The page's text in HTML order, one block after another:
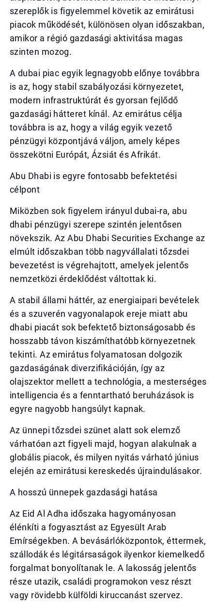
szereplők is figyelemmel követik az emirátusi
piacok működését, különösen olyan időszakban,
amikor a régió gazdasági aktivitása magas
szinten mozog.
A dubai piac egyik legnagyobb előnye továbbra
is az, hogy stabil szabályozási környezetet,
modern infrastruktúrát és gyorsan fejlődő
gazdasági hátteret kínál. Az emirátus célja
továbbra is az, hogy a világ egyik vezető
pénzügyi központjává váljon, amely képes
összekötni Európát, Ázsiát és Afrikát.
Abu Dhabi is egyre fontosabb befektetési
célpont
Miközben sok figyelem irányul dubai-ra, abu
dhabi pénzügyi szerepe szintén jelentősen
növekszik. Az Abu Dhabi Securities Exchange az
elmúlt időszakban több nagyvállalati tőzsdei
bevezetést is végrehajtott, amelyek jelentős
nemzetközi érdeklődést váltottak ki.
A stabil állami háttér, az energiaipari bevételek
és a szuverén vagyonalapok ereje miatt abu
dhabi piacát sok befektető biztonságosabb és
hosszabb távon kiszámíthatóbb környezetnek
tekinti. Az emirátus folyamatosan dolgozik
gazdaságának diverzifikációján, így az
olajszektor mellett a technológia, a mesterséges
intelligencia és a fenntartható beruházások is
egyre nagyobb hangsúlyt kapnak.
Az ünnepi tőzsdei szünet alatt sok elemző
várhatóan azt figyeli majd, hogyan alakulnak a
globális piacok, és milyen nyitás várható június
elején az emirátusi kereskedés újraindulásakor.
A hosszú ünnepek gazdasági hatása
Az Eid Al Adha időszaka hagyományosan
élénkíti a fogyasztást az Egyesült Arab
Emírségekben. A bevásárlóközpontok, éttermek,
szállodák és légitársaságok ilyenkor kiemelkedő
forgalmat bonyolítanak le. A lakosság jelentős
része utazik, családi programokon vesz részt
vagy rövidebb külföldi kiruccanást szervez.